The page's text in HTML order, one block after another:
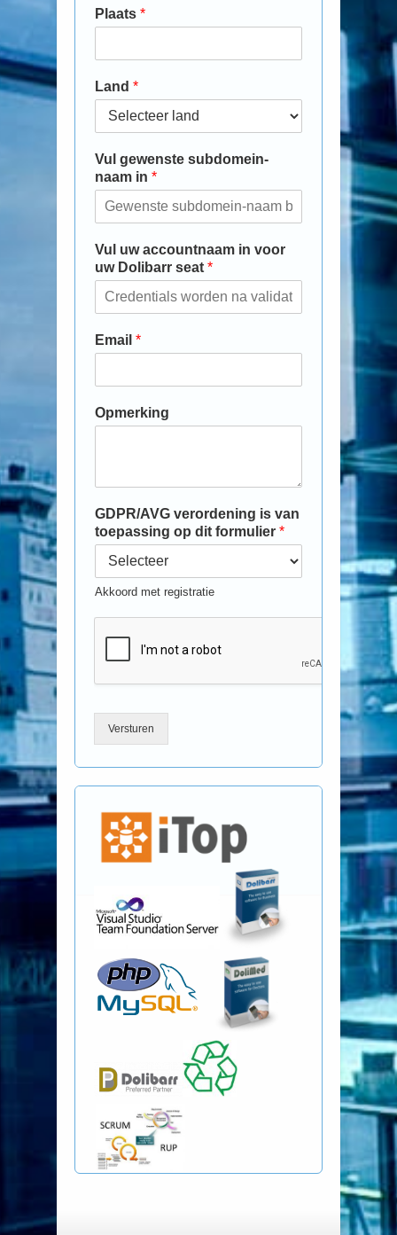
Plaats *
Land *
Vul gewenste subdomein-
naam in *
Vul uw accountnaam in voor
uw Dolibarr seat *
Email *
Opmerking
GDPR/AVG verordening is van
toepassing op dit formulier *
Akkoord met registratie
Versturen